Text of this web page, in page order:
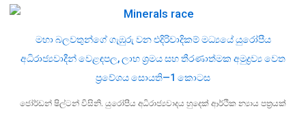
මහා බලවතුන්ගේ ගැඹුරු වන එදිරිවාදිකම් මධ්‍යයේ යුරෝපීය
අධිරාජ්‍යවාදීන් වෙළඳපල, ලාභ ශ්‍රමය සහ තීරණාත්මක අමුද්‍රව්‍ය වෙත
ප්‍රවේශය සොයති—1 කොටස
ජෝර්ඩන් ෂිල්ටන් විසිනි. යුරෝපීය අධිරාජ්‍යවාදය හුදෙක් ආර්ථික න්‍යාය පත්‍රයක්